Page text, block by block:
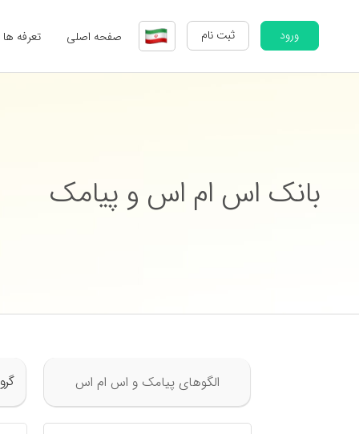
ورود ثبت نام صفحه اصلی تعرفه ها
بانک اس ام اس و پیامک
الگوهای پیامک و اس ام اس